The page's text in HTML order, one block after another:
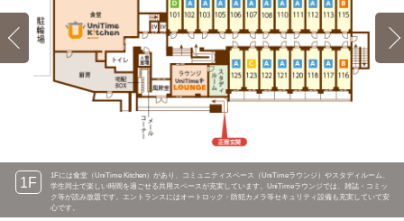
1F 1Fには食堂（UniTime Kitchen）があり、コミュニティスペース（UniTimeラウンジ）やスタディルーム、
学生同士で楽しい時間を過ごせる共用スペースが充実しています。UniTimeラウンジでは、雑誌・コミッ
ク等が読み放題です。エントランスにはオートロック・防犯カメラ等セキュリティ設備も充実していて安
心です。